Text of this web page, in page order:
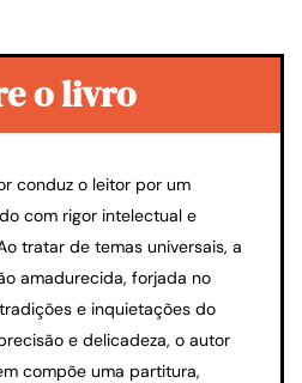
o livro
conduz o leitor por um
com rigor intelectual e
tratar de temas universais, a
amadurecida, forjada no
e inquietações do
e delicadeza, o autor
compõe uma partitura,